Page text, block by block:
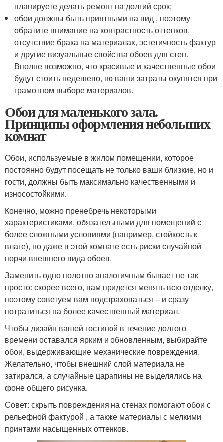
планируете делать ремонт на долгий срок;
обои должны быть приятными на вид , поэтому
обратите внимание на контрастность оттенков,
отсутствие брака на материалах, эстетичность фактур
и другие визуальные свойства обоев для стен.
Вполне возможно, что красивые и качественные обои
будут стоить недешево, но ваши затраты окупятся при
грамотном выборе материалов.
Обои для маленького зала.
Принципы оформления небольших
комнат
Обои, используемые в жилом помещении, которое
постоянно будут посещать не только ваши близкие, но и
гости, должны быть максимально качественными и
износостойкими.
Конечно, можно пренебречь некоторыми
характеристиками, обязательными для помещений с
более сложными условиями (например, стойкость к
влаге), но даже в этой комнате есть риски случайной
порчи внешнего вида обоев.
Заменить одно полотно аналогичным бывает не так
просто: скорее всего, вам придется менять всю отделку,
поэтому советуем вам подстраховаться – и сразу
потратиться на более качественный материал.
Чтобы дизайн вашей гостиной в течение долгого
времени оставался ярким и обновленным, выбирайте
обои, выдерживающие механические повреждения.
Желательно, чтобы внешний слой материала не
затирался, а случайные царапины не выделялись на
фоне общего рисунка.
Совет: скрыть повреждения на стенах помогают обои с
рельефной фактурой , а также материалы с мелкими
принтами насыщенных оттенков.